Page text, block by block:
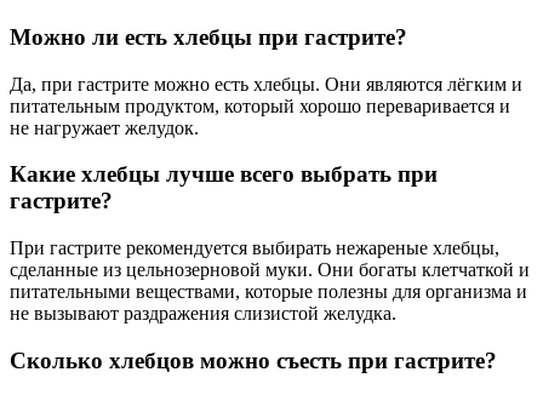
Можно ли есть хлебцы при гастрите?
Да, при гастрите можно есть хлебцы. Они являются лёгким и
питательным продуктом, который хорошо переваривается и
не нагружает желудок.
Какие хлебцы лучше всего выбрать при
гастрите?
При гастрите рекомендуется выбирать нежареные хлебцы,
сделанные из цельнозерновой муки. Они богаты клетчаткой и
питательными веществами, которые полезны для организма и
не вызывают раздражения слизистой желудка.
Сколько хлебцов можно съесть при гастрите?